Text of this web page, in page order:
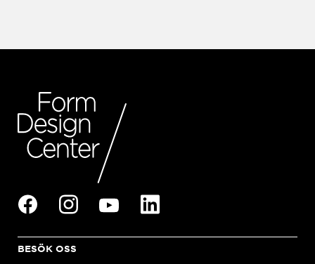
BESÖK OSS